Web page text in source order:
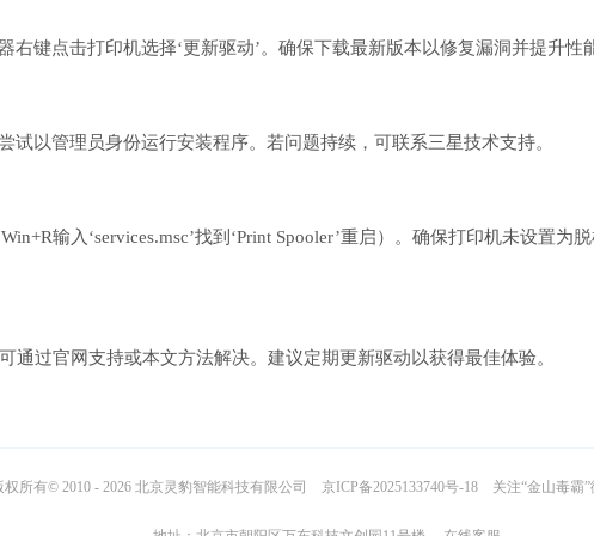
键点击打印机选择‘更新驱动’。确保下载最新版本以修复漏洞并提升性
试以管理员身份运行安装程序。若问题持续，可联系三星技术支持。
输入‘services.msc’找到‘Print Spooler’重启）。确保打印机未设置为
通过官网支持或本文方法解决。建议定期更新驱动以获得最佳体验。
权所有© 2010 - 2026 北京灵豹智能科技有限公司 京ICP备2025133740号-18 关注“金山毒霸